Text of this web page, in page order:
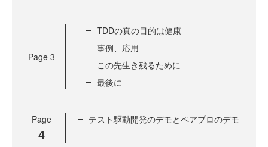
Page 3
TDDの真の目的は健康
事例、応用
この先生き残るために
最後に
Page
4
テスト駆動開発のデモとペアプロのデモ